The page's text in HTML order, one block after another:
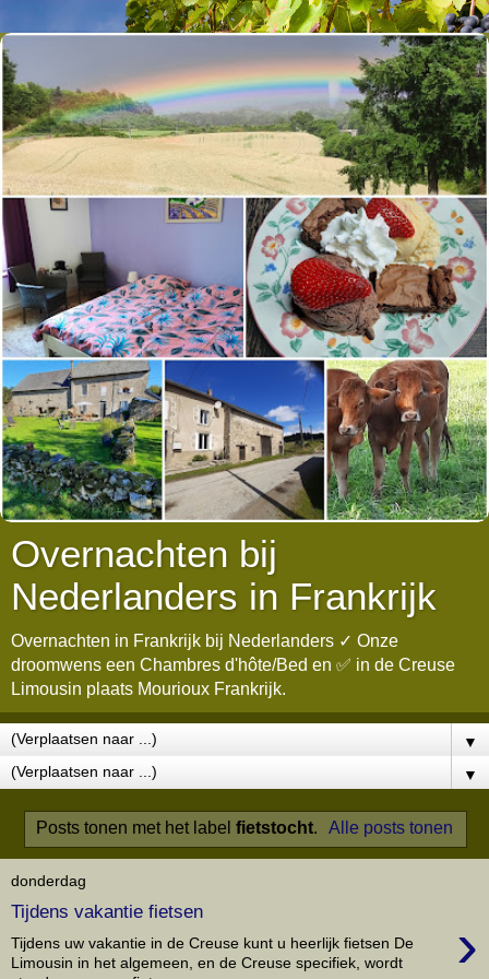
Overnachten bij
Nederlanders in Frankrijk
Overnachten in Frankrijk bij Nederlanders ✓ Onze
droomwens een Chambres d'hôte/Bed en ✅ in de Creuse
Limousin plaats Mourioux Frankrijk.
▼
▼
Posts tonen met het label fietstocht. Alle posts tonen
donderdag
Tijdens vakantie fietsen ›
Tijdens uw vakantie in de Creuse kunt u heerlijk fietsen De
Limousin in het algemeen, en de Creuse specifiek, wordt